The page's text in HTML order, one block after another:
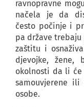
ravnopravne
načela je da
često počinje i
pa države
zaštitu i
djevojke, žene,
okolnosti da li
samouvjerene ili
osobe.